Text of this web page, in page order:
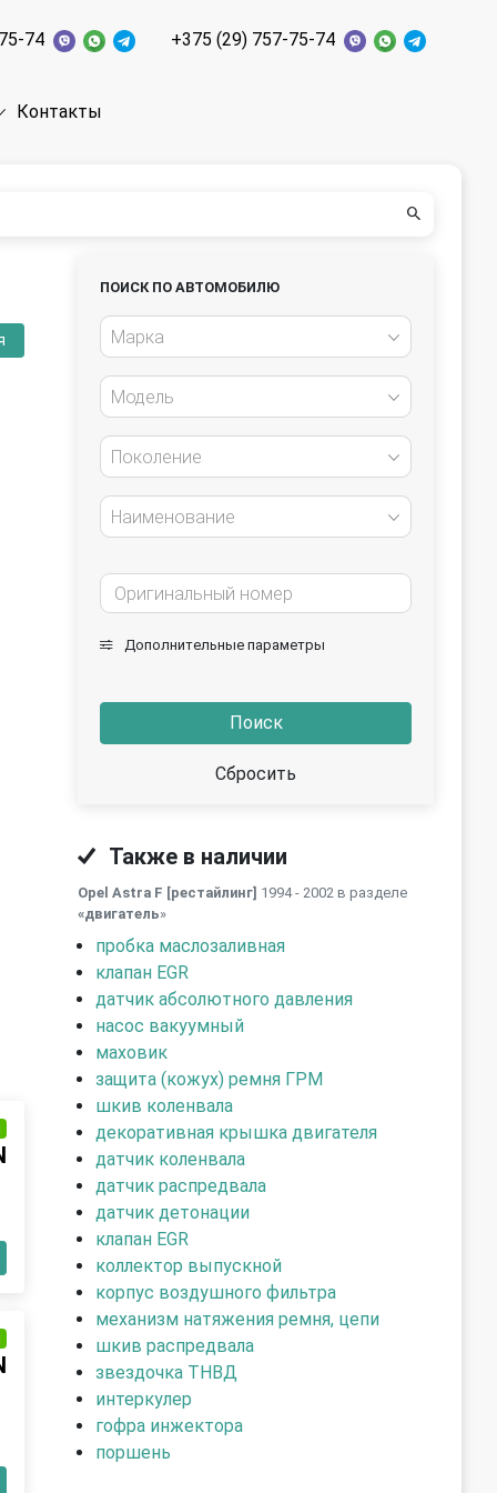
74 +375 (29) 757-75-74
Контакты
ПОИСК ПО АВТОМОБИЛЮ
Марка
Модель
Поколение
Наименование
Дополнительные параметры
Поиск
Сбросить
Также в наличии
Opel Astra F [рестайлинг] 1994 - 2002 в разделе
«двигатель»
пробка маслозаливная
клапан EGR
датчик абсолютного давления
насос вакуумный
маховик
защита (кожух) ремня ГРМ
шкив коленвала
декоративная крышка двигателя
датчик коленвала
датчик распредвала
датчик детонации
клапан EGR
коллектор выпускной
корпус воздушного фильтра
механизм натяжения ремня, цепи
шкив распредвала
звездочка ТНВД
интеркулер
гофра инжектора
поршень